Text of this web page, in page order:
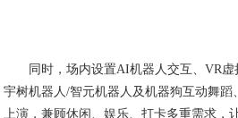
怀旧、抽奖福利等内容，打破传统车展
现场组建S-car百人主播团全程直播
车展盛况。“15周年・智惠狂欢”福利活